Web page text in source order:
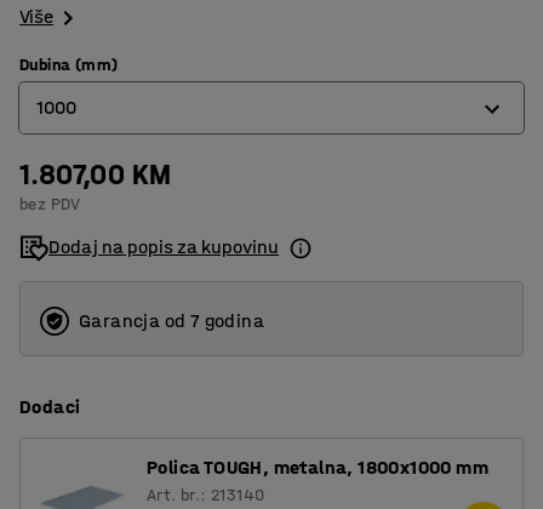
Više
Dubina (mm)
1000
600
1000
1.807,00 KM
bez PDV
Dodaj na popis za kupovinu
Garancja od 7 godina
Dodaci
Polica TOUGH, metalna, 1800x1000 mm
Art. br.: 213140